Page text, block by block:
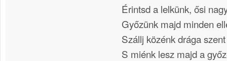
Érintsd a lelkünk, ősi
Győzünk majd minden
Szállj közénk drága
S miénk lesz majd a